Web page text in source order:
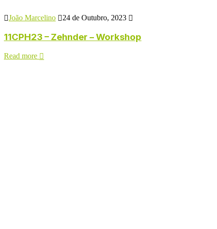
João Marcelino 24 de Outubro, 2023
11CPH23 – Zehnder – Workshop
Read more